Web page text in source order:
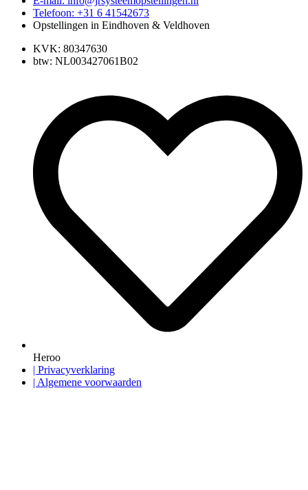
Telefoon: +31 6 41542673
Opstellingen in Eindhoven & Veldhoven
KVK: 80347630
btw: NL003427061B02
Heroo
| Privacyverklaring
| Algemene voorwaarden